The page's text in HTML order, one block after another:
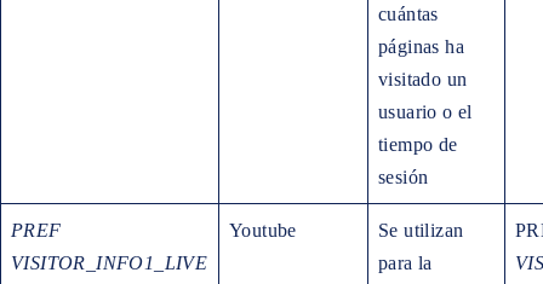
cuántas
páginas ha
visitado un
usuario o el
tiempo de
sesión
PREF
VISITOR_INFO1_LIVE
Youtube
Se utilizan
para la